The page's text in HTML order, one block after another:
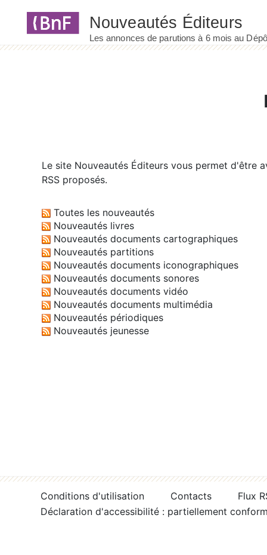
Le site Nouveautés Éditeurs vous permet d'être
RSS proposés.
Toutes les nouveautés
Nouveautés livres
Nouveautés documents cartographiques
Nouveautés partitions
Nouveautés documents iconographiques
Nouveautés documents sonores
Nouveautés documents vidéo
Nouveautés documents multimédia
Nouveautés périodiques
Nouveautés jeunesse
Conditions d'utilisation Contacts
Flux
Déclaration d'accessibilité : partiellement